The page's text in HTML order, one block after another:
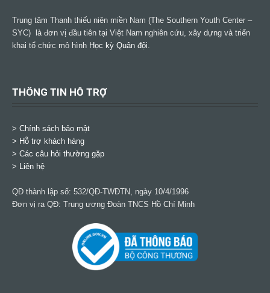
Trung tâm Thanh thiếu niên miền Nam (The Southern Youth Center –
SYC) là đơn vị đầu tiên tại Việt Nam nghiên cứu, xây dựng và triển
khai tổ chức mô hình Học kỳ Quân đội.
THÔNG TIN HỖ TRỢ
> Chính sách bảo mật
> Hỗ trợ khách hàng
> Các câu hỏi thường gặp
> Liên hệ
QĐ thành lập số: 532/QĐ-TWĐTN, ngày 10/4/1996
Đơn vị ra QĐ: Trung ương Đoàn TNCS Hồ Chí Minh